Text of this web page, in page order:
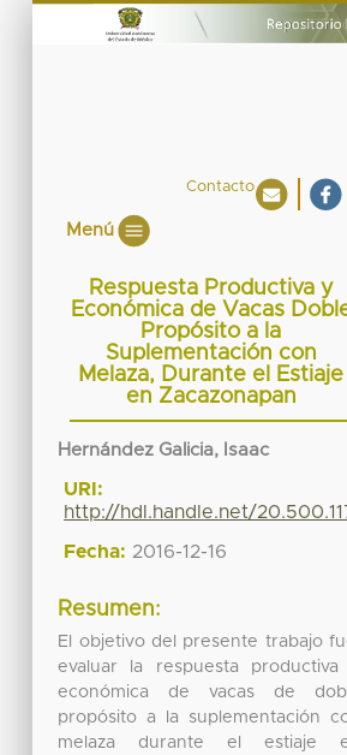
Contacto
Menú
Respuesta Productiva y
Económica de Vacas
Propósito a la
Suplementación con
Melaza, Durante el Estiaje
en Zacazonapan
Hernández Galicia, Isaac
URI:
http://hdl.handle.net/
Fecha: 2016-12-16
Resumen:
El objetivo del presente trabajo
evaluar la respuesta productiva
económica de vacas de
propósito a la suplementación
melaza durante el estiaje